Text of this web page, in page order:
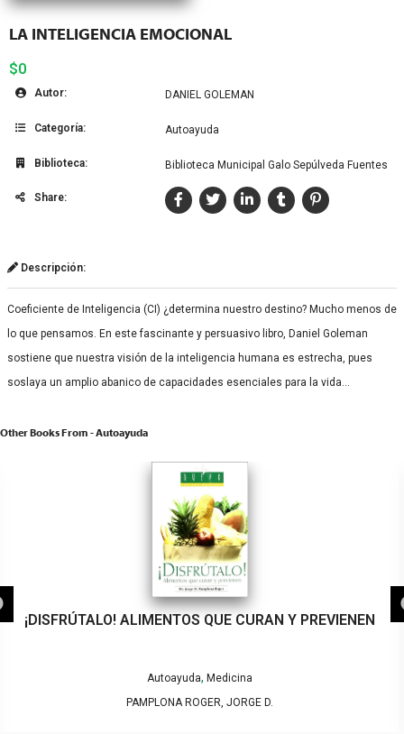
LA INTELIGENCIA EMOCIONAL
$0
Autor: DANIEL GOLEMAN
Categoría: Autoayuda
Biblioteca: Biblioteca Municipal Galo Sepúlveda Fuentes
Share:
Descripción:
Coeficiente de Inteligencia (CI) ¿determina nuestro destino? Mucho menos de
lo que pensamos. En este fascinante y persuasivo libro, Daniel Goleman
sostiene que nuestra visión de la inteligencia humana es estrecha, pues
soslaya un amplio abanico de capacidades esenciales para la vida…
Other Books From - Autoayuda
¡DISFRÚTALO! ALIMENTOS QUE CURAN Y PREVIENEN
Autoayuda, Medicina
PAMPLONA ROGER, JORGE D.